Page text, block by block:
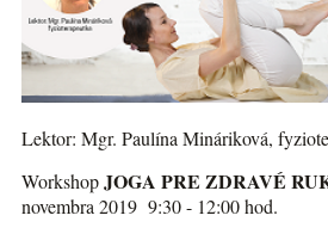
Lektor: Mgr. Paulína Mináriková,
WorkshopJOGA PRE ZDRAVÉ
novembra 2019 9:30 - 12:00 hod.